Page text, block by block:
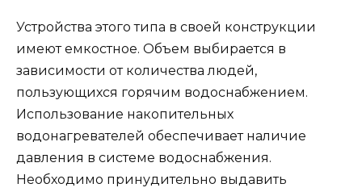
Устройства этого типа в своей конструкции
имеют емкостное. Объем выбирается в
зависимости от количества людей,
пользующихся горячим водоснабжением.
Использование накопительных
водонагревателей обеспечивает наличие
давления в системе водоснабжения.
Необходимо принудительно выдавить